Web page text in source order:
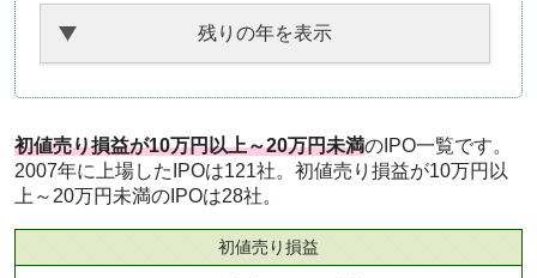
残りの年を表示
初値売り損益が10万円以上～20万円未満のIPO一覧です。
2007年に上場したIPOは121社。初値売り損益が10万円以
上～20万円未満のIPOは28社。
初値売り損益